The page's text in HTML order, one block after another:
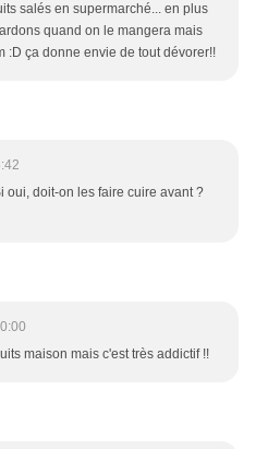
salés en supermarché... en plus
quand on le mangera mais
:D ça donne envie de tout dévorer!!
oui, doit-on les faire cuire avant ?
maison mais c'est très addictif !!